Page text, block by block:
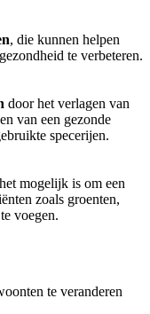
, die kunnen helpen
te verbeteren.
door het verlagen van
van een gezonde
specerijen.
mogelijk is om een
zoals groenten,
voegen.
te veranderen